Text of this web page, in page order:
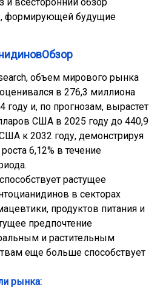
формирующей будущие
объем мирового рынка
в 276,3 миллиона
и, по прогнозам, вырастет
США в 2025 году до 440,9
к 2032 году, демонстрируя
6,12% в течение
растущее
в секторах
продуктов питания и
предпочтение
и растительным
еще больше способствует
рынка: